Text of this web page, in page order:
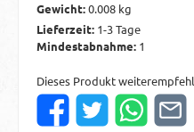
Gewicht:0.008 kg
Lieferzeit: 1-3 Tage
Mindestabnahme: 1
Dieses Produkt